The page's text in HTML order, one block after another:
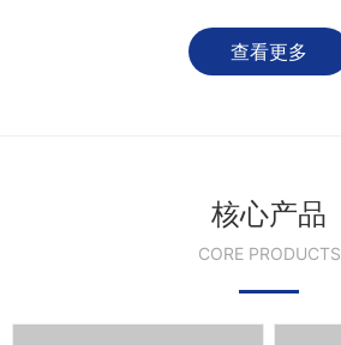
查看更多
核心产品
CORE PRODUCTS